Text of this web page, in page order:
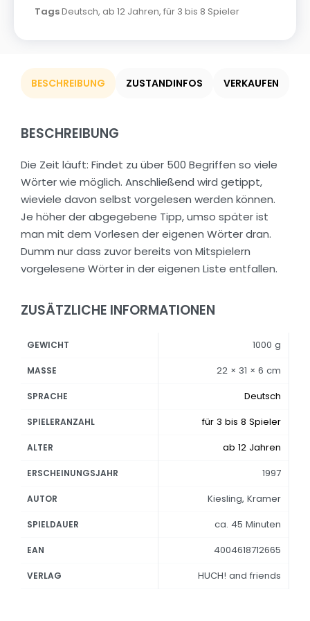
TagsDeutsch, ab 12 Jahren, für 3 bis 8 Spieler
BESCHREIBUNG ZUSTANDINFOS VERKAUFEN
BESCHREIBUNG
Die Zeit läuft: Findet zu über 500 Begriffen so viele
Wörter wie möglich. Anschließend wird getippt,
wieviele davon selbst vorgelesen werden können.
Je höher der abgegebene Tipp, umso später ist
man mit dem Vorlesen der eigenen Wörter dran.
Dumm nur dass zuvor bereits von Mitspielern
vorgelesene Wörter in der eigenen Liste entfallen.
ZUSÄTZLICHE INFORMATIONEN
GEWICHT 1000 g
MASSE 22 × 31 × 6 cm
SPRACHE Deutsch
SPIELERANZAHL für 3 bis 8 Spieler
ALTER ab 12 Jahren
ERSCHEINUNGSJAHR 1997
AUTOR Kiesling, Kramer
SPIELDAUER ca. 45 Minuten
EAN 4004618712665
VERLAG HUCH! and friends